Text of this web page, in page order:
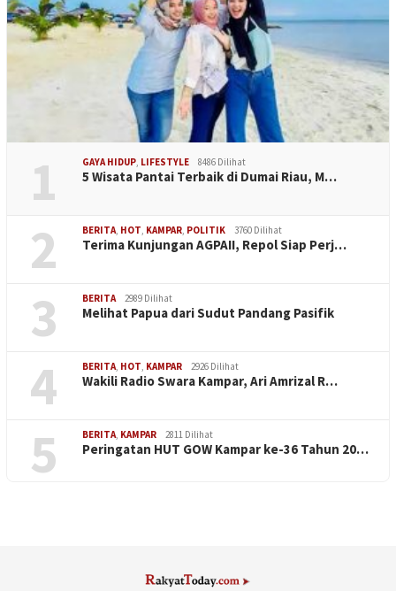
1 GAYA HIDUP LIFESTYLE 8486 Dilihat
5 Wisata Pantai Terbaik di Dumai Riau, M…
2 BERITA HOT KAMPAR POLITIK 3760 Dilihat
Terima Kunjungan AGPAII, Repol Siap Perj…
3 BERITA 2989 Dilihat
Melihat Papua dari Sudut Pandang Pasifik
4 BERITA HOT KAMPAR 2926 Dilihat
Wakili Radio Swara Kampar, Ari Amrizal R…
5 BERITA KAMPAR 2811 Dilihat
Peringatan HUT GOW Kampar ke-36 Tahun 20…